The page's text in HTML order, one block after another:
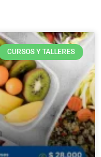
CURSOS Y TALLERES